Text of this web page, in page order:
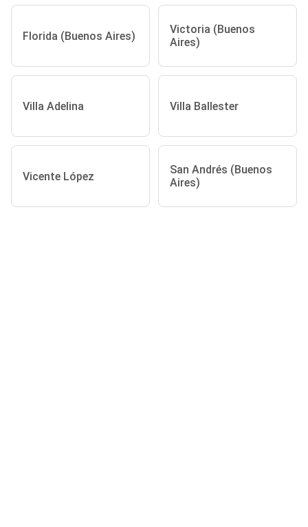
Florida (Buenos Aires)
Victoria (Buenos
Aires)
Villa Adelina Villa Ballester
Vicente López
San Andrés (Buenos
Aires)